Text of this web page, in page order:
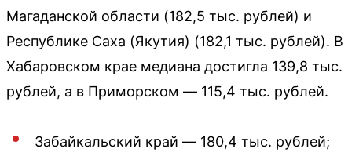
Магаданской области (182,5 тыс. рублей) и
Республике Саха (Якутия) (182,1 тыс. рублей). В
Хабаровском крае медиана достигла 139,8 тыс.
рублей, а в Приморском — 115,4 тыс. рублей.
Забайкальский край — 180,4 тыс. рублей;